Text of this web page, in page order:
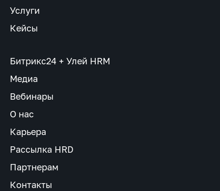
Услуги
Кейсы
Битрикс24 + Улей HRM
Медиа
Вебинары
О нас
Карьера
Рассылка HRD
Партнерам
Контакты